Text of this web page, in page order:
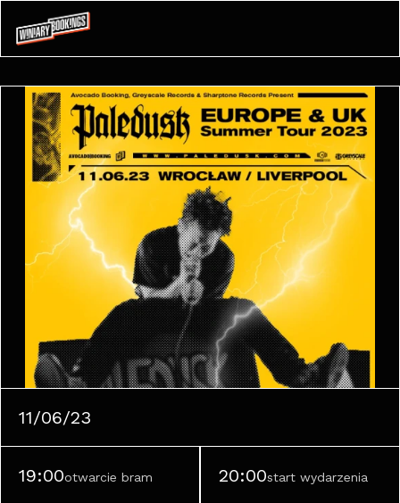
11/06/23
19:00otwarcie bram 20:00start wydarzenia